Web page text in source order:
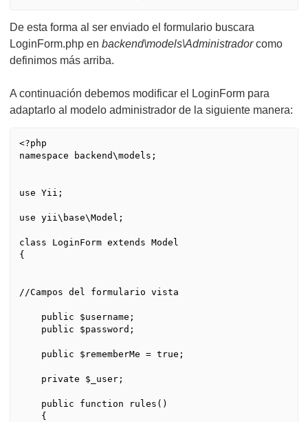
De esta forma al ser enviado el formulario buscara
LoginForm.php en backend\models\Administradorcomo
definimos más arriba.
A continuación debemos modificar el LoginForm para
adaptarlo al modelo administrador de la siguiente manera:
<?php
namespace backend\models;
use Yii;
use yii\base\Model;
class LoginForm extends Model
{
//Campos del formulario vista
    public $username;
    public $password;
    public $rememberMe = true;
    private $_user;
    public function rules()
    {